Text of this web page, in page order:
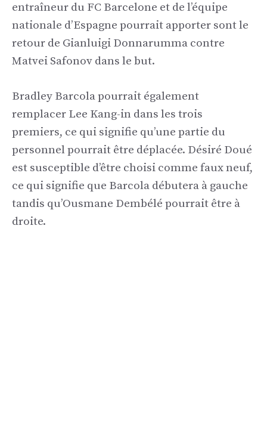
entraîneur du FC Barcelone et de l’équipe
nationale d’Espagne pourrait apporter sont le
retour de Gianluigi Donnarumma contre
Matvei Safonov dans le but.
Bradley Barcola pourrait également
remplacer Lee Kang-in dans les trois
premiers, ce qui signifie qu’une partie du
personnel pourrait être déplacée. Désiré Doué
est susceptible d’être choisi comme faux neuf,
ce qui signifie que Barcola débutera à gauche
tandis qu’Ousmane Dembélé pourrait être à
droite.